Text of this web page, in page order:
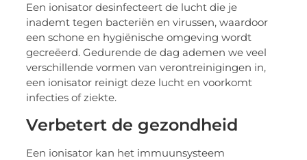
Een ionisator desinfecteert de lucht die je
inademt tegen bacteriën en virussen, waardoor
een schone en hygiënische omgeving wordt
gecreëerd. Gedurende de dag ademen we veel
verschillende vormen van verontreinigingen in,
een ionisator reinigt deze lucht en voorkomt
infecties of ziekte.
Verbetert de gezondheid
Een ionisator kan het immuunsysteem